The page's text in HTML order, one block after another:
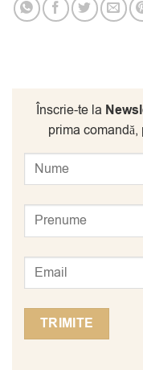
Înscrie-te la
prima comandă,